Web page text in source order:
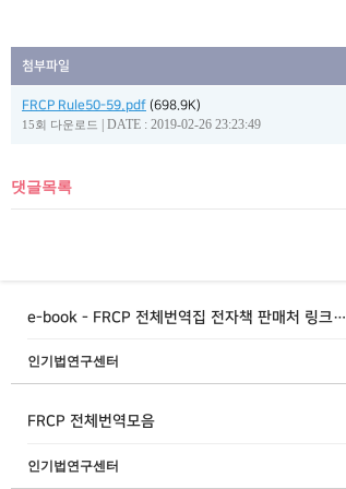
첨부파일
FRCP Rule50-59.pdf (698.9K)
15회 다운로드 DATE : 2019-02-26 23:23:49
댓글목록
e-book - FRCP 전체번역집 전자책 판매처 링크…
인기법연구센터
FRCP 전체번역모음
인기법연구센터